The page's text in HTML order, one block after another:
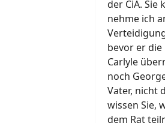
der CiA. Sie
nehme ich
bevor er
Carlyle
noch
Vater, nicht
wissen Sie,
dem Rat